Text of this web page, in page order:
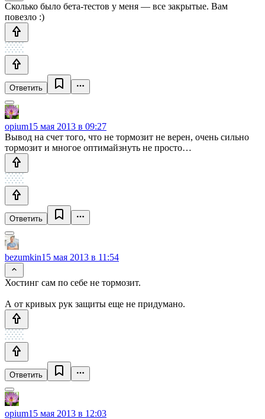
Сколько было бета-тестов у меня — все закрытые. Вам
повезло :)
Ответить
opium15 мая 2013 в 09:27
Вывод на счет того, что не тормозит не верен, очень сильно
тормозит и многое оптимайзнуть не просто…
Ответить
bezumkin15 мая 2013 в 11:54
Хостинг сам по себе не тормозит.
А от кривых рук защиты еще не придумано.
Ответить
opium15 мая 2013 в 12:03